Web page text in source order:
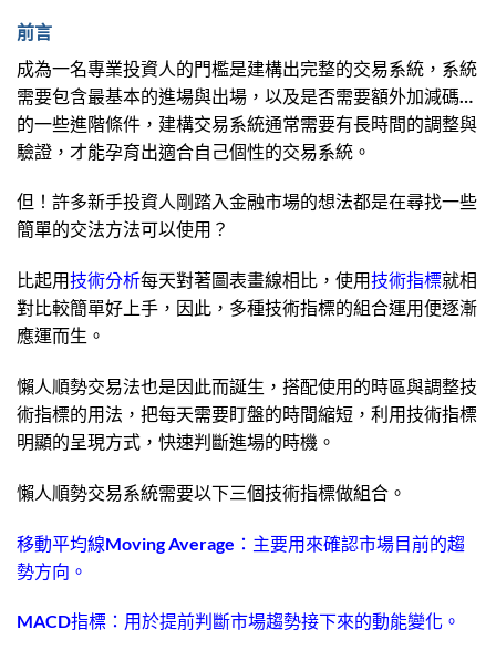
前言
成為一名專業投資人的門檻是建構出完整的交易系統，系統
需要包含最基本的進場與出場，以及是否需要額外加減碼…
的一些進階條件，建構交易系統通常需要有長時間的調整與
驗證，才能孕育出適合自己個性的交易系統。
但！許多新手投資人剛踏入金融市場的想法都是在尋找一些
簡單的交法方法可以使用？
比起用技術分析每天對著圖表畫線相比，使用技術指標就相
對比較簡單好上手，因此，多種技術指標的組合運用便逐漸
應運而生。
懶人順勢交易法也是因此而誕生，搭配使用的時區與調整技
術指標的用法，把每天需要盯盤的時間縮短，利用技術指標
明顯的呈現方式，快速判斷進場的時機。
懶人順勢交易系統需要以下三個技術指標做組合。
移動平均線Moving Average：主要用來確認市場目前的趨
勢方向。
MACD指標：用於提前判斷市場趨勢接下來的動能變化。